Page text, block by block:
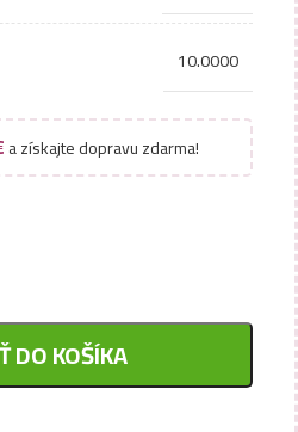
10.0000
a získajte dopravu zdarma!
DO KOŠÍKA